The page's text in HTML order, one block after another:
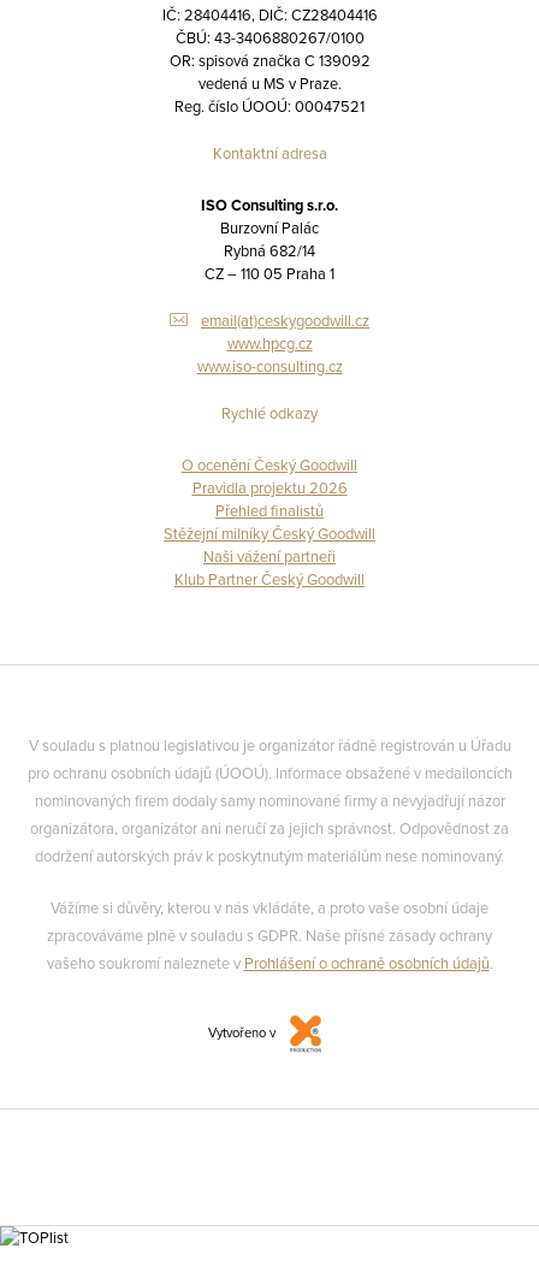
IČ: 28404416, DIČ: CZ28404416
ČBÚ: 43-3406880267/0100
OR: spisová značka C 139092
vedená u MS v Praze.
Reg. číslo ÚOOÚ: 00047521
Kontaktní adresa
ISO Consulting s.r.o.
Burzovní Palác
Rybná 682/14
CZ – 110 05 Praha 1
email(at)ceskygoodwill.cz
www.hpcg.cz
www.iso-consulting.cz
Rychlé odkazy
O ocenění Český Goodwill
Pravidla projektu 2026
Přehled finalistů
Stěžejní milníky Český Goodwill
Naši vážení partneři
Klub Partner Český Goodwill
V souladu s platnou legislativou je organizátor řádně registrován u Úřadu
pro ochranu osobních údajů (ÚOOÚ). Informace obsažené v medailoncích
nominovaných firem dodaly samy nominované firmy a nevyjadřují názor
organizátora, organizátor ani neručí za jejich správnost. Odpovědnost za
dodržení autorských práv k poskytnutým materiálům nese nominovaný.
Vážíme si důvěry, kterou v nás vkládáte, a proto vaše osobní údaje
zpracováváme plně v souladu s GDPR. Naše přísné zásady ochrany
vašeho soukromí naleznete v Prohlášení o ochraně osobních údajů.
Vytvořeno v